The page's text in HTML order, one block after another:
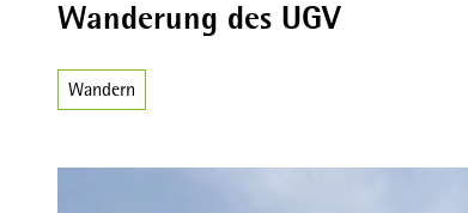
Wanderung des UGV
Wandern